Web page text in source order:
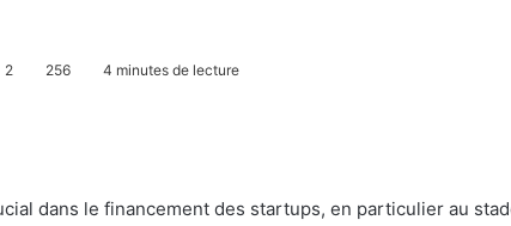
2 256 4 minutes de lecture
dans le financement des startups, en particulier au